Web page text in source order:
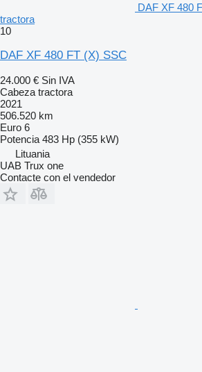
DAF XF 480
tractora
10
DAF XF 480 FT (X) SSC
24.000 € Sin IVA
Cabeza tractora
2021
506.520 km
Euro 6
Potencia 483 Hp (355 kW)
Lituania
UAB Trux one
Contacte con el vendedor